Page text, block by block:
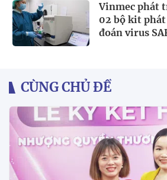
Vinmec phát
02 bộ kit
đoán virus
CÙNG CHỦ ĐỀ